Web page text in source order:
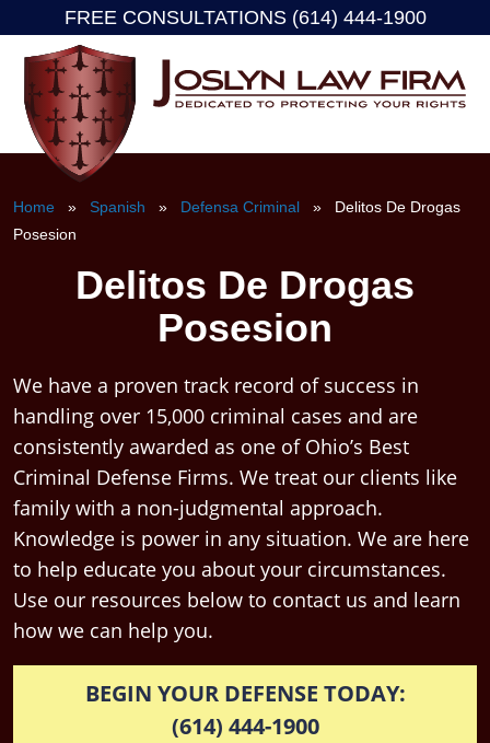
content
FREE CONSULTATIONS (614) 444-1900
Home » Spanish » Defensa Criminal » Delitos De Drogas
Posesion
Delitos De Drogas
Posesion
We have a proven track record of success in
handling over 15,000 criminal cases and are
consistently awarded as one of Ohio’s Best
Criminal Defense Firms. We treat our clients like
family with a non-judgmental approach.
Knowledge is power in any situation. We are here
to help educate you about your circumstances.
Use our resources below to contact us and learn
how we can help you.
BEGIN YOUR DEFENSE TODAY:
(614) 444-1900